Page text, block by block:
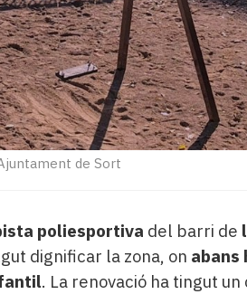
de Sort
poliesportiva del barri de
dignificar la zona, on abans
. La renovació ha tingut un